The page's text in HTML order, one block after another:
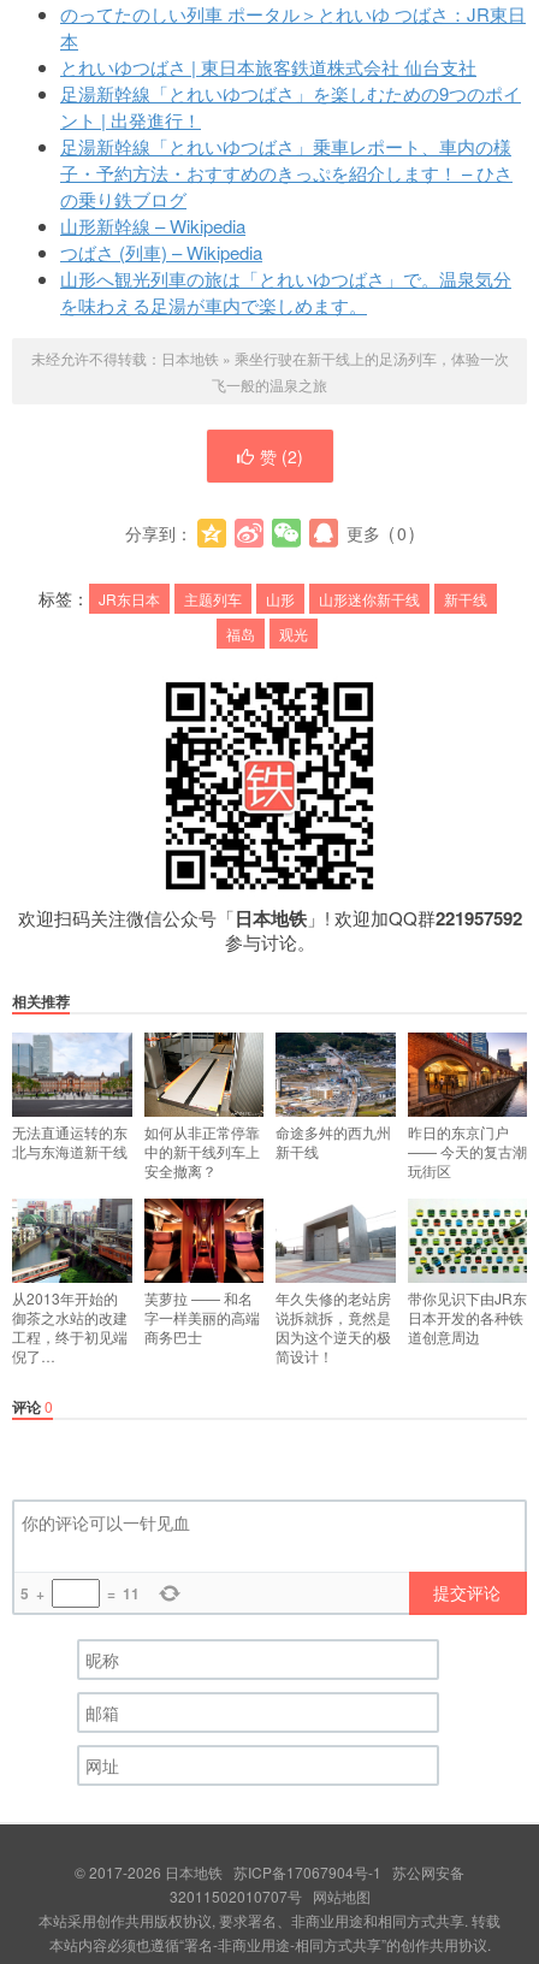
のってたのしい列車 ポータル＞とれいゆ つばさ：JR東日
本
とれいゆつばさ | 東日本旅客鉄道株式会社 仙台支社
足湯新幹線「とれいゆつばさ」を楽しむための9つのポイ
ント | 出発進行！
足湯新幹線「とれいゆつばさ」乗車レポート、車内の様
子・予約方法・おすすめのきっぷを紹介します！ – ひさ
の乗り鉄ブログ
山形新幹線 – Wikipedia
つばさ (列車) – Wikipedia
山形へ観光列車の旅は「とれいゆつばさ」で。温泉気分
を味わえる足湯が車内で楽しめます。
未经允许不得转载： 日本地铁 » 乘坐行驶在新干线上的足汤列车，体验一次
飞一般的温泉之旅
赞 (2)
分享到： 更多 (0)
标签： JR东日本 主题列车 山形 山形迷你新干线
新干线
福岛
观光
欢迎扫码关注微信公众号「日本地铁」! 欢迎加QQ群221957592
参与讨论。
相关推荐
无法直通运转的东
北与东海道新干线
如何从非正常停靠
中的新干线列车上
安全撤离？
命途多舛的西九州
新干线
昨日的东京门户
—— 今天的复古潮
玩街区
从2013年开始的
御茶之水站的改建
工程，终于初见端
倪了…
芙萝拉 —— 和名
字一样美丽的高端
商务巴士
年久失修的老站房
说拆就拆，竟然是
因为这个逆天的极
简设计！
带你见识下由JR东
日本开发的各种铁
道创意周边
评论0
5 + = 11 提交评论
© 2017-2026 日本地铁 苏ICP备17067904号-1
苏公网安备
32011502010707号
网站地图
本站采用创作共用版权协议, 要求署名、非商业用途和相同方式共享. 转载
本站内容必须也遵循“署名-非商业用途-相同方式共享”的创作共用协议.